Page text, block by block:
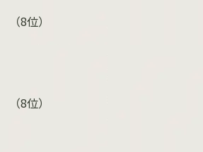
8位）
8位）